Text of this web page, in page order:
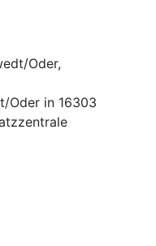
Oder,
Oder in 16303